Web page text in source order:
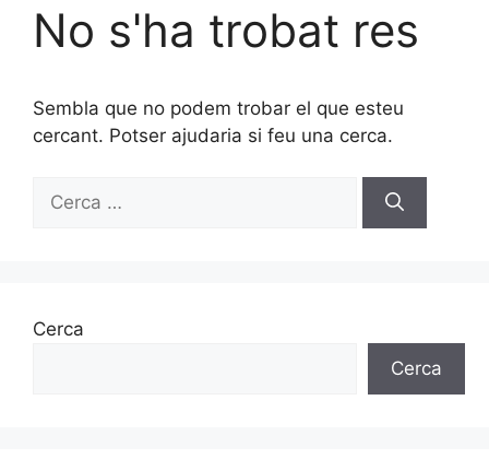
No s'ha trobat res
Sembla que no podem trobar el que esteu
cercant. Potser ajudaria si feu una cerca.
Cerca:
Cerca
Cerca